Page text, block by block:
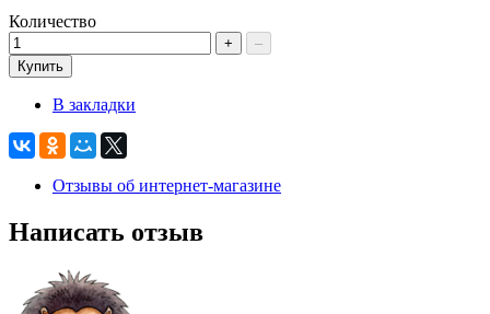
Количество
+
–
Купить
В закладки
Отзывы об интернет-магазине
Написать отзыв